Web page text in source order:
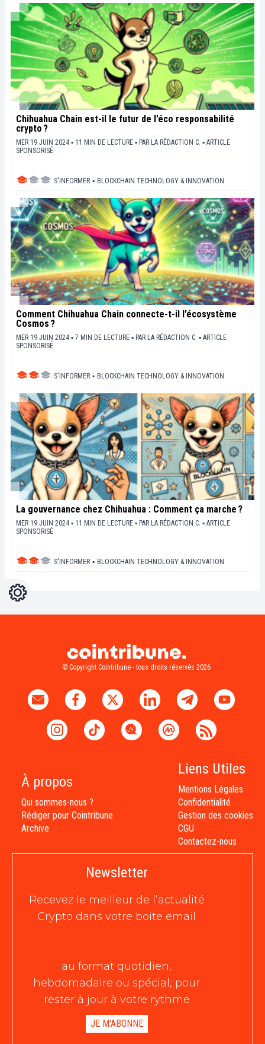
Chihuahua Chain est-il le futur de l’éco responsabilité
crypto ?
MER 19 JUIN 2024 ▪ 11 MIN DE LECTURE ▪ PAR LA RÉDACTION C. ▪ ARTICLE
SPONSORISÉ
S'INFORMER ▪ BLOCKCHAIN TECHNOLOGY & INNOVATION
Comment Chihuahua Chain connecte-t-il l’écosystème
Cosmos ?
MER 19 JUIN 2024 ▪ 7 MIN DE LECTURE ▪ PAR LA RÉDACTION C. ▪ ARTICLE
SPONSORISÉ
S'INFORMER ▪ BLOCKCHAIN TECHNOLOGY & INNOVATION
La gouvernance chez Chihuahua : Comment ça marche ?
MER 19 JUIN 2024 ▪ 11 MIN DE LECTURE ▪ PAR LA RÉDACTION C. ▪ ARTICLE
SPONSORISÉ
S'INFORMER ▪ BLOCKCHAIN TECHNOLOGY & INNOVATION
Réglages
© Copyright Cointribune - tous droits réservés 2026
À propos
Qui sommes-nous ?
Rédiger pour Cointribune
Archive
Liens Utiles
Mentions Légales
Confidentialité
Gestion des cookies
CGU
Contactez-nous
Newsletter
Recevez le meilleur de l’actualité
Crypto dans votre boite email
au format quotidien,
hebdomadaire ou spécial, pour
rester à jour à votre rythme
JE M'ABONNE